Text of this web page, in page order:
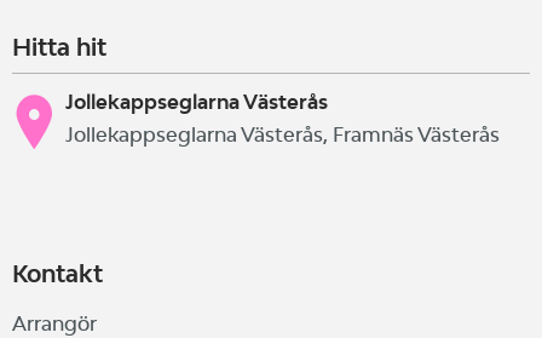
färdigheter i sin sport och
samtidigt ha möjlighet att se och
träffa deltagare som utövar andra
Hitta hit
Jollekappseglarna Västerås
Jollekappseglarna Västerås, Framnäs Västerås
Kontakt
Arrangör